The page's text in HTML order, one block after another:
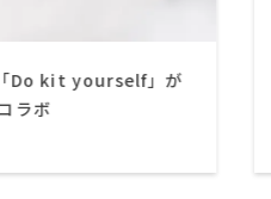
Do kit yourself」が
ラボ